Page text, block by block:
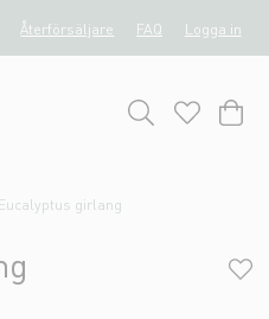
Återförsäljare FAQ Logga in
girlang